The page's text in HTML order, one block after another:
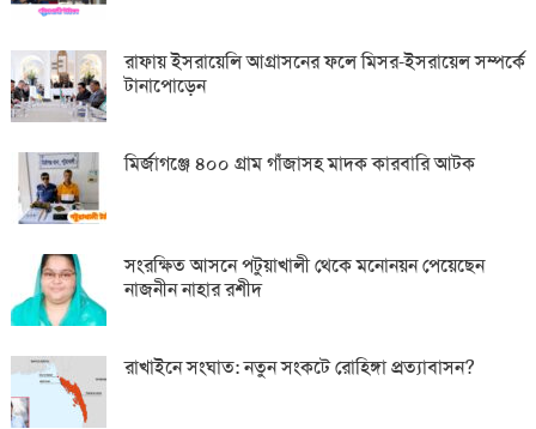
রাফায় ইসরায়েলি আগ্রাসনের ফলে মিসর-ইসরায়েল সম্পর্কে
টানাপোড়েন
মির্জাগঞ্জে ৪০০ গ্রাম গাঁজাসহ মাদক কারবারি আটক
সংরক্ষিত আসনে পটুয়াখালী থেকে মনোনয়ন পেয়েছেন
নাজনীন নাহার রশীদ
রাখাইনে সংঘাত: নতুন সংকটে রোহিঙ্গা প্রত্যাবাসন?